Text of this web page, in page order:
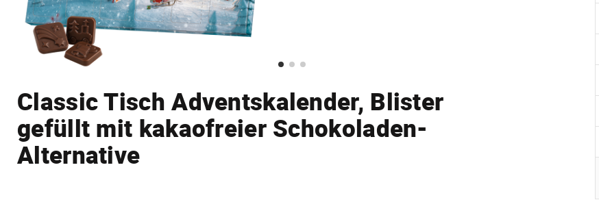
Classic Tisch Adventskalender, Blister
gefüllt mit kakaofreier Schokoladen-
Alternative